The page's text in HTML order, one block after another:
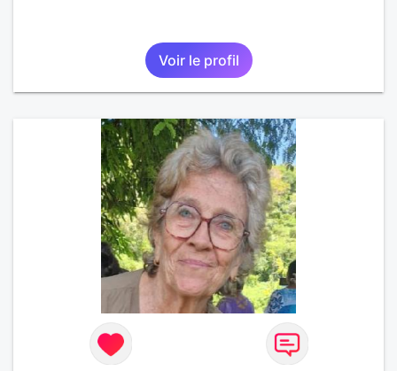
Voir le profil